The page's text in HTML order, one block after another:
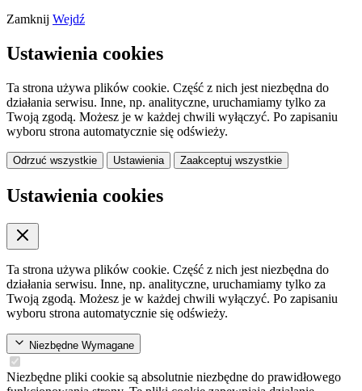
Zamknij Wejdź
Ustawienia cookies
Ta strona używa plików cookie. Część z nich jest niezbędna do
działania serwisu. Inne, np. analityczne, uruchamiamy tylko za
Twoją zgodą. Możesz je w każdej chwili wyłączyć. Po zapisaniu
wyboru strona automatycznie się odświeży.
Odrzuć wszystkie Ustawienia Zaakceptuj wszystkie
Ustawienia cookies
Ta strona używa plików cookie. Część z nich jest niezbędna do
działania serwisu. Inne, np. analityczne, uruchamiamy tylko za
Twoją zgodą. Możesz je w każdej chwili wyłączyć. Po zapisaniu
wyboru strona automatycznie się odświeży.
Niezbędne Wymagane
Niezbędne pliki cookie są absolutnie niezbędne do prawidłowego